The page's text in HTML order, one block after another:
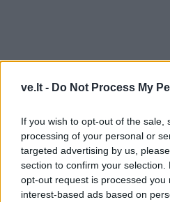
ve.lt - Do Not Process My
If you wish to opt-out of the sale,
processing of your personal or
targeted advertising by us,
section to confirm your
opt-out request is processed you
interest-based ads based on
Sekant keramikos